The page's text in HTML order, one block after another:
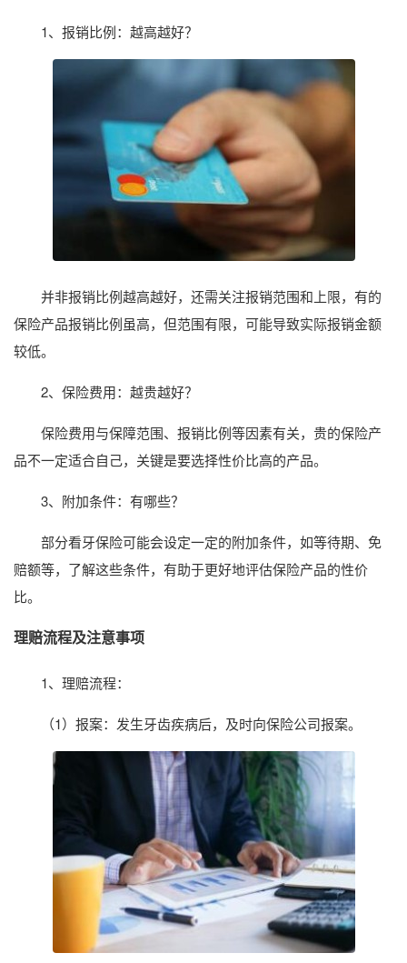
1、报销比例：越高越好？
并非报销比例越高越好，还需关注报销范围和上限，有的
保险产品报销比例虽高，但范围有限，可能导致实际报销金额
较低。
2、保险费用：越贵越好？
保险费用与保障范围、报销比例等因素有关，贵的保险产
品不一定适合自己，关键是要选择性价比高的产品。
3、附加条件：有哪些？
部分看牙保险可能会设定一定的附加条件，如等待期、免
赔额等，了解这些条件，有助于更好地评估保险产品的性价
比。
理赔流程及注意事项
1、理赔流程：
（1）报案：发生牙齿疾病后，及时向保险公司报案。